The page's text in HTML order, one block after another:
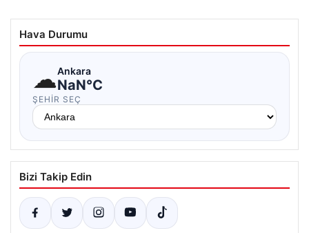
Hava Durumu
☁Ankara
NaN°C
ŞEHIR SEÇ
Bizi Takip Edin